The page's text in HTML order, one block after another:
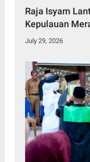
Raja Isyam
Kepulauan
July 29, 2026